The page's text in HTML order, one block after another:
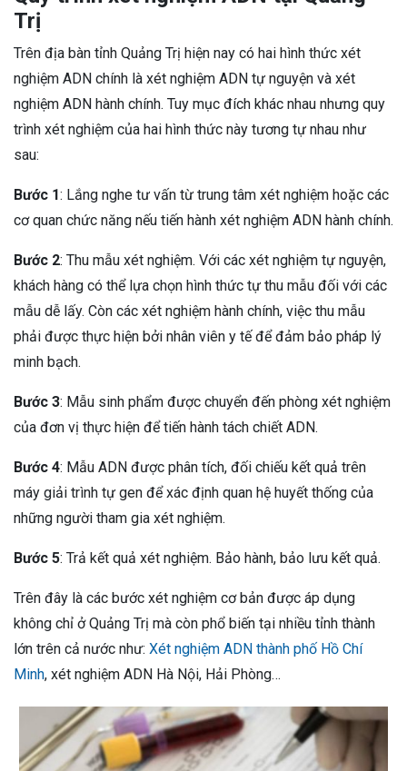
Trị
Trên địa bàn tỉnh Quảng Trị hiện nay có hai hình thức xét
nghiệm ADN chính là xét nghiệm ADN tự nguyện và xét
nghiệm ADN hành chính. Tuy mục đích khác nhau nhưng quy
trình xét nghiệm của hai hình thức này tương tự nhau như
sau:
Bước 1: Lắng nghe tư vấn từ trung tâm xét nghiệm hoặc các
cơ quan chức năng nếu tiến hành xét nghiệm ADN hành chính.
Bước 2: Thu mẫu xét nghiệm. Với các xét nghiệm tự nguyện,
khách hàng có thể lựa chọn hình thức tự thu mẫu đối với các
mẫu dễ lấy. Còn các xét nghiệm hành chính, việc thu mẫu
phải được thực hiện bởi nhân viên y tế để đảm bảo pháp lý
minh bạch.
Bước 3: Mẫu sinh phẩm được chuyển đến phòng xét nghiệm
của đơn vị thực hiện để tiến hành tách chiết ADN.
Bước 4: Mẫu ADN được phân tích, đối chiếu kết quả trên
máy giải trình tự gen để xác định quan hệ huyết thống của
những người tham gia xét nghiệm.
Bước 5: Trả kết quả xét nghiệm. Bảo hành, bảo lưu kết quả.
Trên đây là các bước xét nghiệm cơ bản được áp dụng
không chỉ ở Quảng Trị mà còn phổ biến tại nhiều tỉnh thành
lớn trên cả nước như: Xét nghiệm ADN thành phố Hồ Chí
Minh, xét nghiệm ADN Hà Nội, Hải Phòng…